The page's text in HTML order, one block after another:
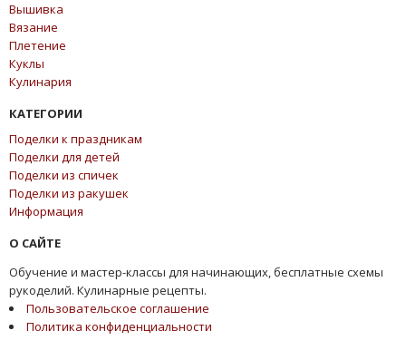
Вышивка
Вязание
Плетение
Куклы
Кулинария
КАТЕГОРИИ
Поделки к праздникам
Поделки для детей
Поделки из спичек
Поделки из ракушек
Информация
О САЙТЕ
Обучение и мастер-классы для начинающих, бесплатные схемы
рукоделий. Кулинарные рецепты.
Пользовательское соглашение
Политика конфиденциальности